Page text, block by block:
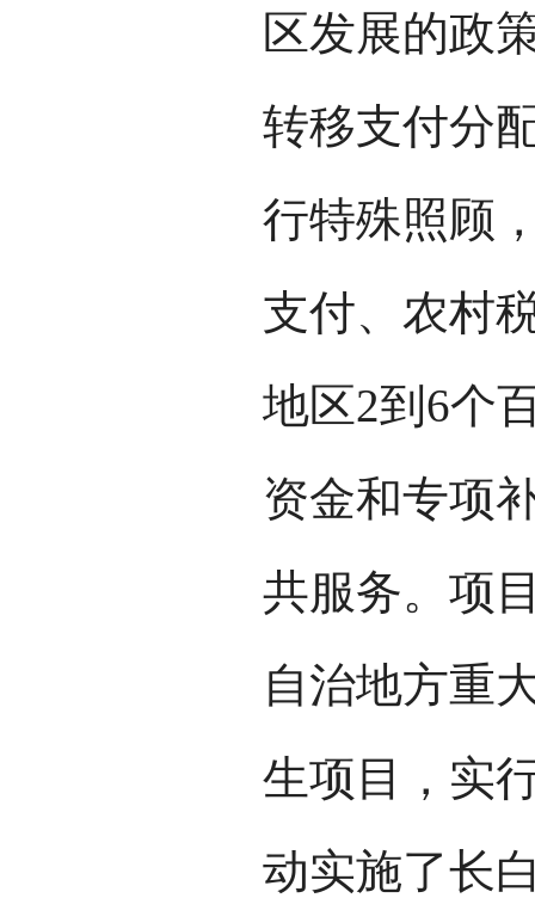
区发展的政
转移支付分
行特殊照顾
支付、农村
地区2到6个
资金和专项
共服务。项
自治地方重
生项目，实
动实施了长